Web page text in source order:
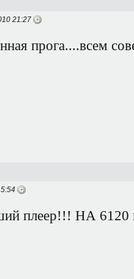
21:27
прога....всем
плеер!!! НА 6120